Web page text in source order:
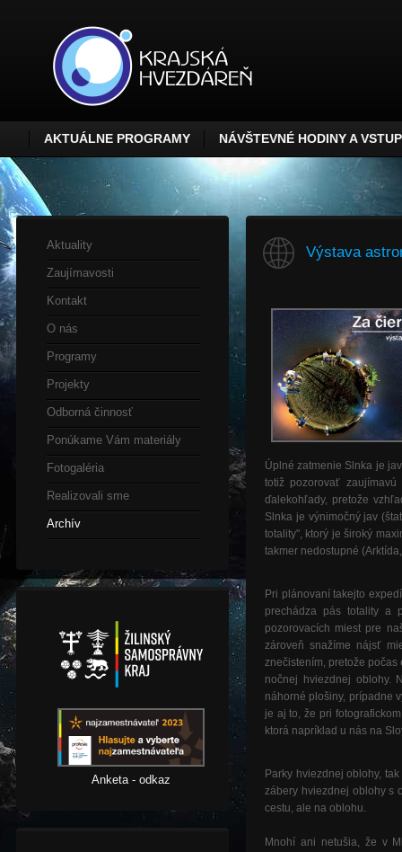
AKTUÁLNE PROGRAMY NÁVŠTEVNÉ HODINY A
Aktuality
Zaujímavosti
Kontakt
O nás
Programy
Projekty
Odborná činnosť
Ponúkame Vám materiály
Fotogaléria
Realizovali sme
Archív
Anketa - odkaz
Výstava
Úplné zatmenie Slnka je
totiž pozorovať
ďalekohľady, pretože
Slnka je výnimočný jav
totality", ktorý je široký
takmer nedostupné
Pri plánovaní takejto
prechádza pás totality a
pozorovacích miest pre
zároveň snažíme nájsť
znečistením, pretože
nočnej hviezdnej oblohy.
náhorné plošiny, prípadne
je aj to, že pri
ktorá napríklad u nás na
Parky hviezdnej oblohy,
zábery hviezdnej oblohy s
cestu, ale na oblohu.
Mnohí ani netušia, že v